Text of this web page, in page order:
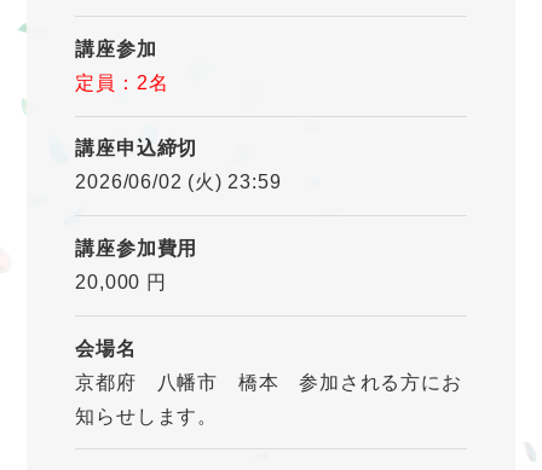
講座参加
定員：2名
講座申込締切
2026/06/02 (火) 23:59
講座参加費用
20,000 円
会場名
京都府 八幡市 橋本 参加される方にお
知らせします。